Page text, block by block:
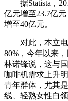
据Statista，
亿元增至23.7亿
增至40亿元。
对此，本立电
80%，今年以来
林诺锋说，这与
咖啡机需求上升
青年群体，尤其
线、轻熟女性白